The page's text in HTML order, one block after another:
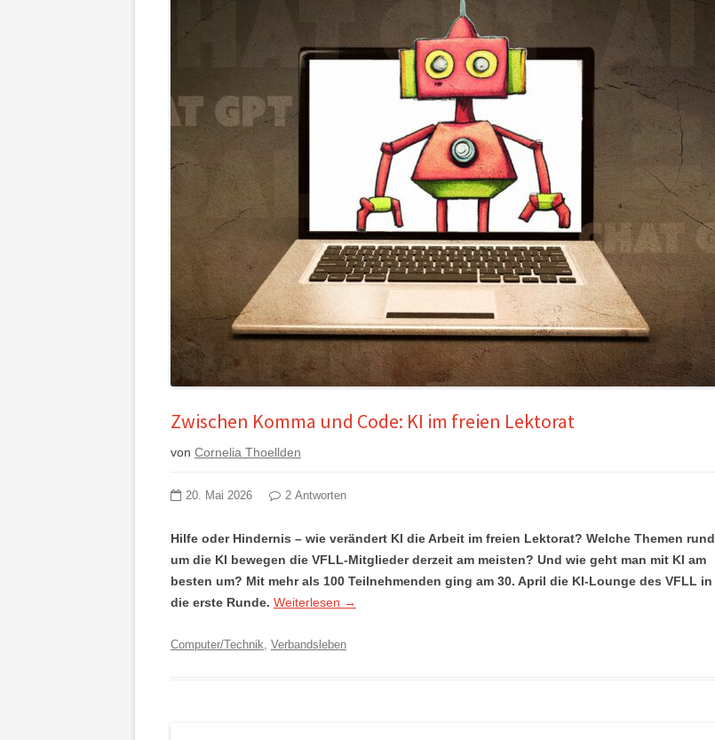
Zwischen Komma und Code: KI im freien Lektorat
von Cornelia Thoellden
20. Mai 2026 2 Antworten
Hilfe oder Hindernis – wie verändert KI die Arbeit im freien Lektorat? Welche Themen rund
um die KI bewegen die VFLL-Mitglieder derzeit am meisten? Und wie geht man mit KI am
besten um? Mit mehr als 100 Teilnehmenden ging am 30. April die KI-Lounge des VFLL in
die erste Runde. Weiterlesen →
Computer/Technik, Verbandsleben